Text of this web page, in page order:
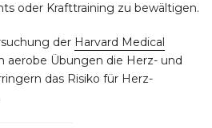
oder Krafttraining zu bewältigen.
der Harvard Medical
aerobe Übungen die Herz- und
das Risiko für Herz-